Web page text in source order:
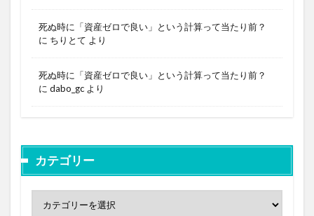
死ぬ時に「資産ゼロで良い」という計算って当たり前？
に ちりとて より
死ぬ時に「資産ゼロで良い」という計算って当たり前？
に dabo_gc より
カテゴリー